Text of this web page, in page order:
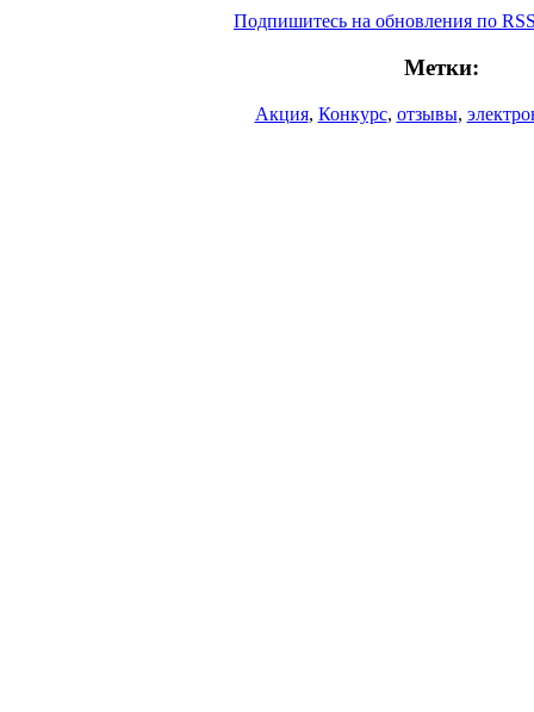
Подпишитесь на обновления по
Метки:
Акция, Конкурс, отзывы,